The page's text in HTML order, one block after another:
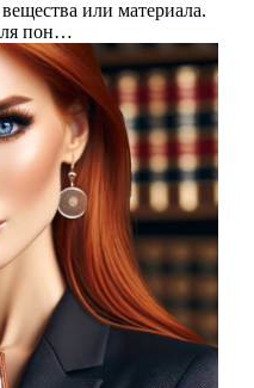
или материала.
пон…